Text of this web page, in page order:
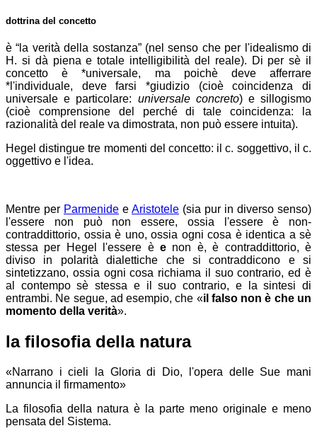
dottrina del concetto
è “la verità della sostanza” (nel senso che per l'idealismo di
H. si dà piena e totale intelligibilità del reale). Di per sè il
concetto è *universale, ma poichè deve afferrare
*l'individuale, deve farsi *giudizio (cioè coincidenza di
universale e particolare: universale concreto) e sillogismo
(cioè comprensione del perché di tale coincidenza: la
razionalità del reale va dimostrata, non può essere intuita).
Hegel distingue tre momenti del concetto: il c. soggettivo, il c.
oggettivo e l'idea.
Mentre per Parmenide e Aristotele (sia pur in diverso senso)
l'essere non può non essere, ossia l'essere è non-
contraddittorio, ossia è uno, ossia ogni cosa è identica a sè
stessa per Hegel l'essere è e non è, è contraddittorio, è
diviso in polarità dialettiche che si contraddicono e si
sintetizzano, ossia ogni cosa richiama il suo contrario, ed è
al contempo sè stessa e il suo contrario, e la sintesi di
entrambi. Ne segue, ad esempio, che «il falso non è che un
momento della verità».
la filosofia della natura
«Narrano i cieli la Gloria di Dio, l'opera delle Sue mani
annuncia il firmamento»
La filosofia della natura è la parte meno originale e meno
pensata del Sistema.